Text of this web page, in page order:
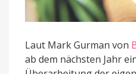
Laut Mark Gurman von
ab dem nächsten Jahr